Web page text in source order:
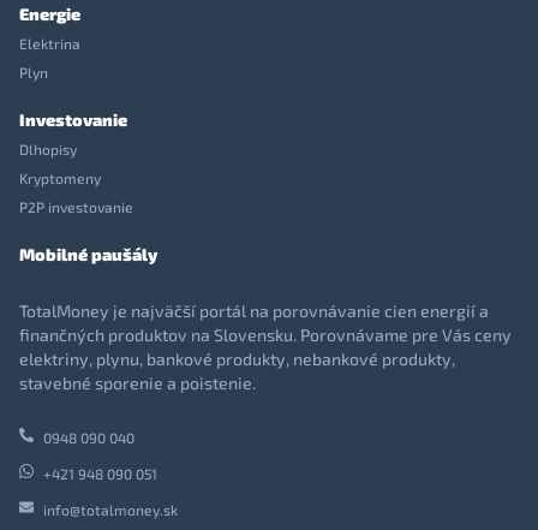
Energie
Elektrina
Plyn
Investovanie
Dlhopisy
Kryptomeny
P2P investovanie
Mobilné paušály
TotalMoney je najväčší portál na porovnávanie cien energií a
finančných produktov na Slovensku. Porovnávame pre Vás ceny
elektriny, plynu, bankové produkty, nebankové produkty,
stavebné sporenie a poistenie.
0948 090 040
+421 948 090 051
info@totalmoney.sk